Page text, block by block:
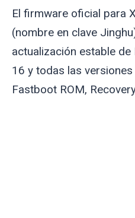
El firmware oficial para
(nombre en clave Jinghu
actualización estable
16 y todas las
Fastboot ROM,